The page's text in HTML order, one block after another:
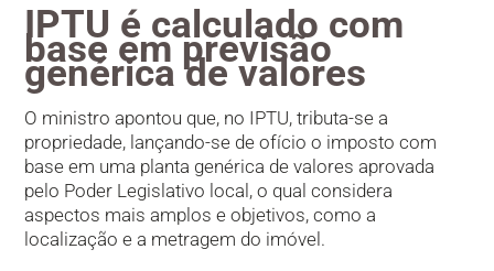
IPTU é calculado com
base em previsão
genérica de valores
O ministro apontou que, no IPTU, tributa-se a
propriedade, lançando-se de ofício o imposto com
base em uma planta genérica de valores aprovada
pelo Poder Legislativo local, o qual considera
aspectos mais amplos e objetivos, como a
localização e a metragem do imóvel.